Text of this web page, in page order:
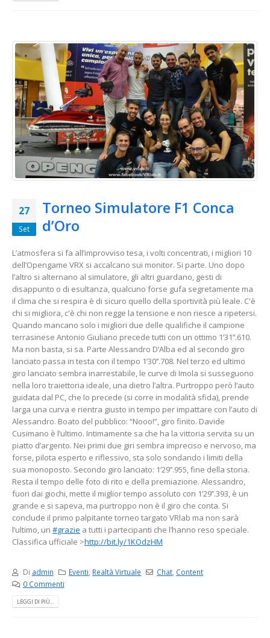
27
Set
Torneo Simulatore F1 Conca
d’Oro
L’atmosfera si fa all’improvviso tesa, i volti concentrati, i migliori 10
dell’Opengame VRX si accalcano sui monitor. Si parte. Uno dopo
l’altro si alternano al simulatore, gli altri guardano, gesti di
disappunto o di esultanza, qualcuno forse gufa segretamente ma
il clima che si respira è di sicuro quello della sportività più leale. C'è
chi si migliora, c'è chi non regge la tensione e non riesce a ripetersi.
Quando mancano solo i migliori due delle qualifiche il campione
terrasinese Antonio Giuliano precede tutti con un ottimo 1’31’’.610.
Ma non basta, si sa. Parte Alessandro D’Alba ed al secondo giro
lanciato passa in testa con il tempo 1’30’’.708. Nel terzo ed ultimo
giro lanciato sembra inarrestabile, le curve di Imola si susseguono
nella loro traiettoria ideale, una dietro l’altra. Purtroppo però l’auto
guidata dal PC, che lo precede (si corre in modalità sfida), prende
larga una curva e rientra giusto in tempo per impattare con l’auto di
Alessandro. Boato del pubblico: “Nooo!”, giro finito. Davide
Cusimano è l’ultimo. Intimamente sa che ha la vittoria servita su un
piatto d’argento. Nei primi due giri sembra impreciso e nervoso, ma
forse, pilota esperto e riflessivo, sta solo sondando i limiti della
sua monoposto. Secondo giro lanciato: 1’29’’.955, fine della storia.
Resta il tempo delle foto di rito e della premiazione. Alessandro,
fuori dai giochi, mette il miglior tempo assoluto con 1’29’’.393, è un
grande e si sapeva, ma purtroppo non è il giro che conta. Si
conclude il primo palpitante torneo targato VRlab ma non sarà
l’ultimo, un ‪#‎grazie‬ a tutti i partecipanti che l’hanno reso speciale.
Classifica ufficiale >http://bit.ly/1KOdzHM
Di admin Eventi, Realtà Virtuale Chat, Content
0 Commenti
LEGGI DI PIÙ...